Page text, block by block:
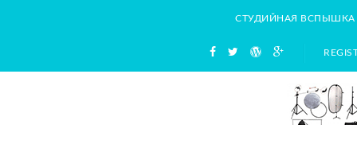
СТУДИЙНАЯ ВСПЫШКА